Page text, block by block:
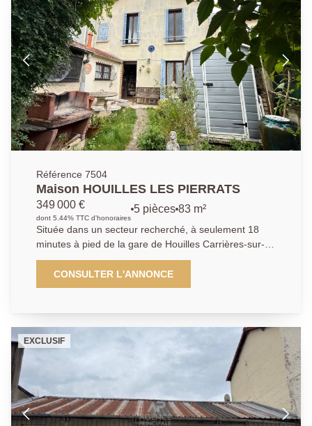
et des placards de rangement complètent cet étage.
Possibilité de rentrer un véhicule, secteur recherché
pour son calme et sa proximité aux transports! Bien
proposé par Kyllian GABA, agent commercial (903
414 209 R.S.A.C Versailles) Les informations sur les
risques auxquels ce bien est exposé sont disponibles
sur le site Géorisques : www.georisques.gouv.fr
Référence 7504
Maison HOUILLES LES PIERRATS
349 000 €
dont 5.44% TTC d'honoraires
5 pièces 83 m²
Située dans un secteur recherché, à seulement 18
minutes à pied de la gare de Houilles Carrières-sur-
Seine et à 15 minutes du tramway Pont de Bezons,
cette maison d'environ 82 m2 bénéficie d'un
emplacement idéal, à proximité immédiate des
plain-pied, d'une cuisine, d'un double séjour lumineux,
ainsi que d'un couloir desservant une salle de bains et
des WC séparés. À l'étage, vous découvrirez deux
chambres supplémentaires. L'ensemble est édifié sur
une parcelle de 131 m2 et dispose d'un agréable
espace extérieur, idéal pour profiter des beaux jours.
CONSULTER L'ANNONCE
EXCLUSIF